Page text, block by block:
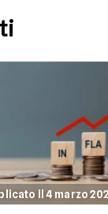
il 4 marzo